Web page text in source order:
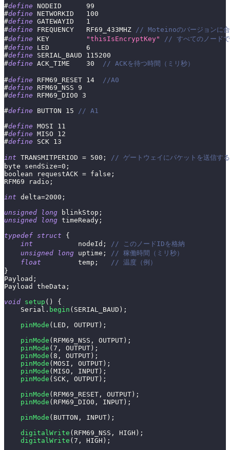
#define NODEID
99
#define NETWORKID
100
#define GATEWAYID
1
#define FREQUENCY RF69_433MHZ
// Moteinoのバージョンに合
#define KEY "thisIsEncryptKey"
// すべてのノードで
#define LED
6
#define SERIAL_BAUD
115200
#define ACK_TIME 30 // ACKを待つ時間（ミリ秒）
#define RFM69_RESET 14
//A0
#define RFM69_NSS 9
#define RFM69_DIO0 3
#define BUTTON 15
// A1
#define MOSI
11
#define MISO
12
#define SCK 13
int TRANSMITPERIOD = 500 ;
// ゲートウェイにパケットを送信す
byte sendSize=0 ;
boolean requestACK = false ;
RFM69 radio ;
int delta=2000 ;
unsigned
long blinkStop ;
unsigned
long timeReady ;
typedef struct
{
int
           nodeId
;
// このノードIDを格納
unsigned
long uptime ;
// 稼働時間（ミリ秒）
float
         temp
;
// 温度（例）
}
Payload ;
Payload theData ;
void setup ( )
{
    Serial
. begin ( SERIAL_BAUD ) ;
pinMode ( LED , OUTPUT ) ;
pinMode ( RFM69_NSS , OUTPUT ) ;
pinMode ( 7 , OUTPUT ) ;
pinMode ( 8 , OUTPUT ) ;
pinMode ( MOSI , OUTPUT ) ;
pinMode ( MISO , INPUT ) ;
pinMode ( SCK , OUTPUT ) ;
pinMode ( RFM69_RESET , OUTPUT ) ;
pinMode ( RFM69_DIO0 , INPUT ) ;
pinMode ( BUTTON , INPUT ) ;
digitalWrite ( RFM69_NSS , HIGH ) ;
digitalWrite ( 7 , HIGH ) ;